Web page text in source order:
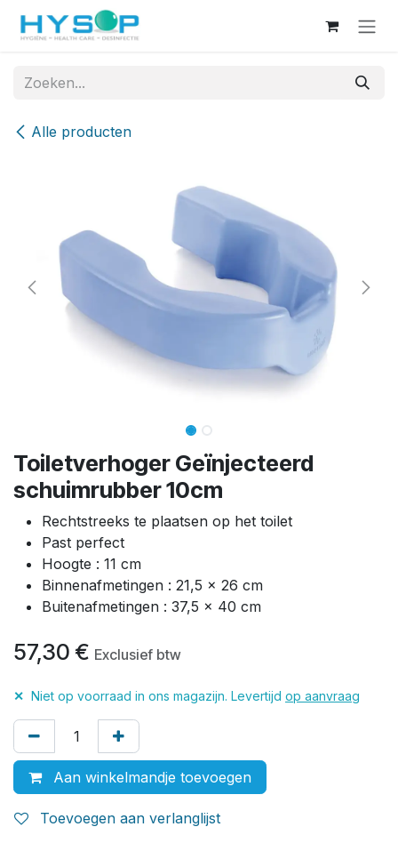
Overslaan naar inhoud
Alle producten
Toiletverhoger Geïnjecteerd
schuimrubber 10cm
Rechtstreeks te plaatsen op het toilet
Past perfect
Hoogte : 11 cm
Binnenafmetingen : 21,5 x 26 cm
Buitenafmetingen : 37,5 x 40 cm
57,30 € Exclusief btw
✕ Niet op voorraad in ons magazijn. Levertijd op aanvraag
Aan winkelmandje toevoegen
Toevoegen aan verlanglijst